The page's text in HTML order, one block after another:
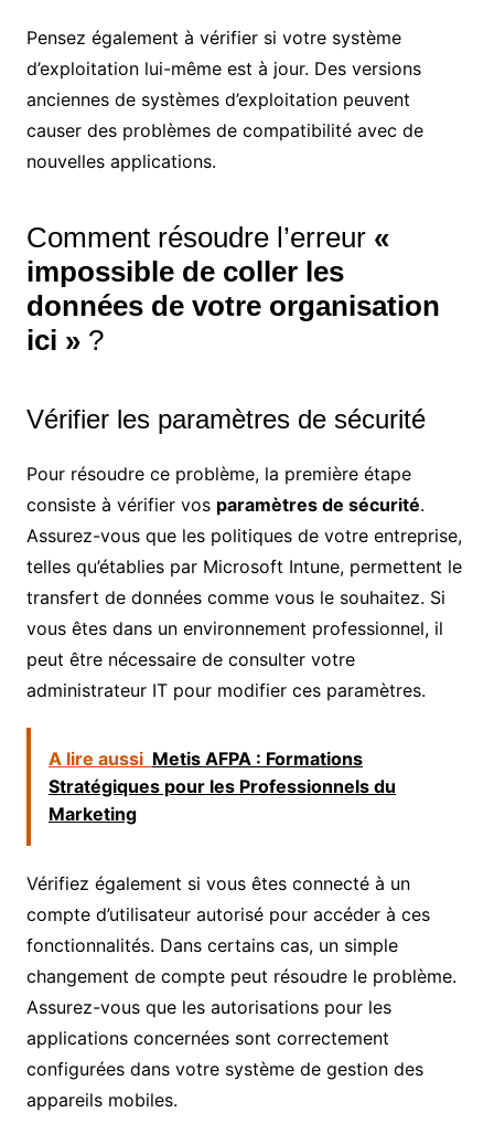
Pensez également à vérifier si votre système
d’exploitation lui-même est à jour. Des versions
anciennes de systèmes d’exploitation peuvent
causer des problèmes de compatibilité avec de
nouvelles applications.
Comment résoudre l’erreur «
impossible de coller les
données de votre organisation
ici »?
Vérifier les paramètres de sécurité
Pour résoudre ce problème, la première étape
consiste à vérifier vos paramètres de sécurité.
Assurez-vous que les politiques de votre entreprise,
telles qu’établies par Microsoft Intune, permettent le
transfert de données comme vous le souhaitez. Si
vous êtes dans un environnement professionnel, il
peut être nécessaire de consulter votre
administrateur IT pour modifier ces paramètres.
A lire aussi Metis AFPA : Formations
Stratégiques pour les Professionnels du
Marketing
Vérifiez également si vous êtes connecté à un
compte d’utilisateur autorisé pour accéder à ces
fonctionnalités. Dans certains cas, un simple
changement de compte peut résoudre le problème.
Assurez-vous que les autorisations pour les
applications concernées sont correctement
configurées dans votre système de gestion des
appareils mobiles.